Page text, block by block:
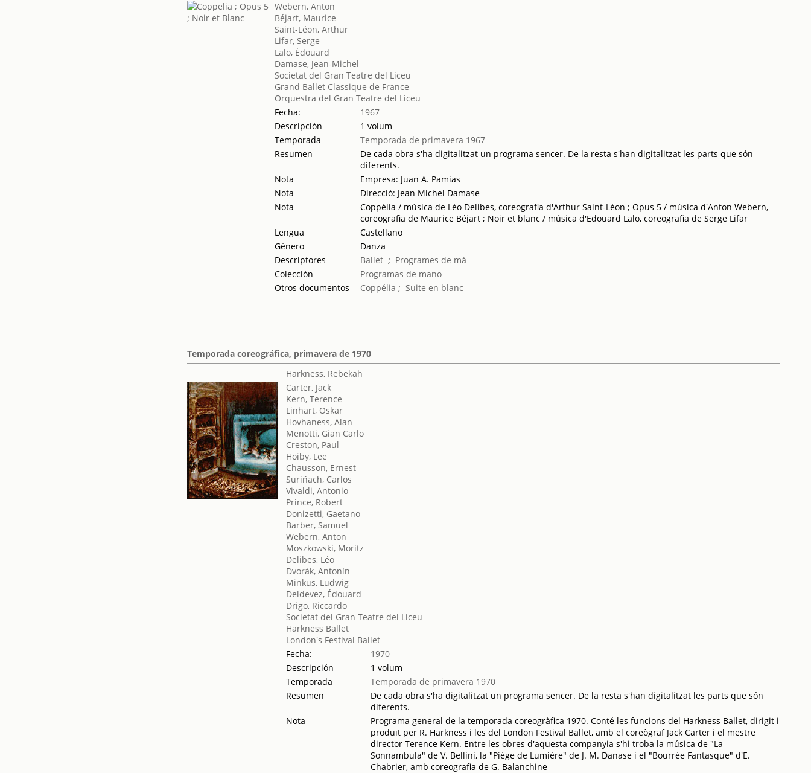
Webern, Anton
Béjart, Maurice
Saint-Léon, Arthur
Lifar, Serge
Lalo, Édouard
Damase, Jean-Michel
Societat del Gran Teatre del Liceu
Grand Ballet Classique de France
Orquestra del Gran Teatre del Liceu
Fecha:
1967
Descripción
1 volum
Temporada
Temporada de primavera 1967
Resumen
De cada obra s'ha digitalitzat un programa sencer. De la resta s'han digitalitzat les parts que són
diferents.
Nota
Empresa: Juan A. Pamias
Nota
Direcció: Jean Michel Damase
Nota
Coppélia / música de Léo Delibes, coreografia d'Arthur Saint-Léon ; Opus 5 / música d'Anton Webern,
coreografia de Maurice Béjart ; Noir et blanc / música d'Edouard Lalo, coreografia de Serge Lifar
Lengua
Castellano
Género
Danza
Descriptores
Ballet ; Programes de mà
Colección
Programas de mano
Otros documentos
Coppélia ;Suite en blanc
Temporada coreográfica, primavera de 1970
Harkness, Rebekah
Carter, Jack
Kern, Terence
Linhart, Oskar
Hovhaness, Alan
Menotti, Gian Carlo
Creston, Paul
Hoiby, Lee
Chausson, Ernest
Suriñach, Carlos
Vivaldi, Antonio
Prince, Robert
Donizetti, Gaetano
Barber, Samuel
Webern, Anton
Moszkowski, Moritz
Delibes, Léo
Dvorák, Antonín
Minkus, Ludwig
Deldevez, Édouard
Drigo, Riccardo
Societat del Gran Teatre del Liceu
Harkness Ballet
London's Festival Ballet
Fecha:
1970
Descripción
1 volum
Temporada
Temporada de primavera 1970
Resumen
De cada obra s'ha digitalitzat un programa sencer. De la resta s'han digitalitzat les parts que són
diferents.
Nota
Programa general de la temporada coreogràfica 1970. Conté les funcions del Harkness Ballet, dirigit i
produït per R. Harkness i les del London Festival Ballet, amb el coreògraf Jack Carter i el mestre
director Terence Kern. Entre les obres d'aquesta companyia s'hi troba la música de "La
Sonnambula" de V. Bellini, la "Piège de Lumière" de J. M. Danase i el "Bourrée Fantasque" d'E.
Chabrier, amb coreografia de G. Balanchine